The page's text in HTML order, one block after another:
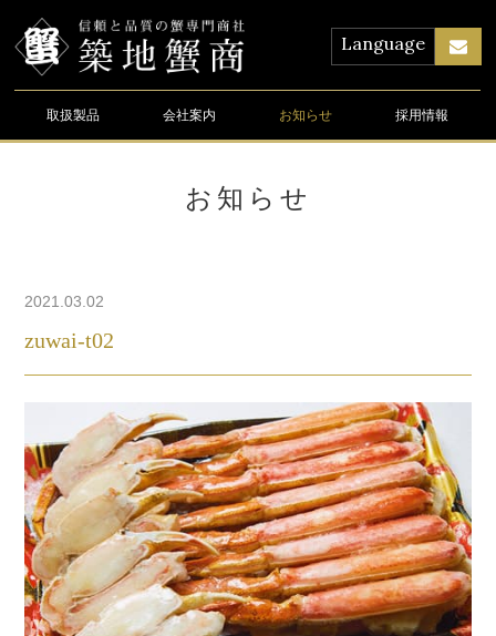
Language
取扱製品 会社案内 お知らせ 採用情報
お知らせ
2021.03.02
zuwai-t02